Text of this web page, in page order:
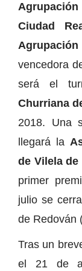
Ciudad
vencedora
será el
Churriana
2018. Una
llegará la
de Vilela de
primer
julio se
de Redován
Tras un
el 21 de